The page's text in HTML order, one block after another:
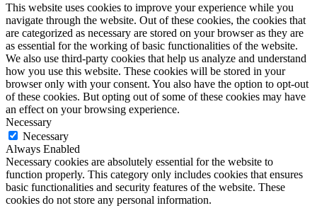
This website uses cookies to improve your experience while you
navigate through the website. Out of these cookies, the cookies that
are categorized as necessary are stored on your browser as they are
as essential for the working of basic functionalities of the website.
We also use third-party cookies that help us analyze and understand
how you use this website. These cookies will be stored in your
browser only with your consent. You also have the option to opt-out
of these cookies. But opting out of some of these cookies may have
an effect on your browsing experience.
Necessary
Necessary
Always Enabled
Necessary cookies are absolutely essential for the website to
function properly. This category only includes cookies that ensures
basic functionalities and security features of the website. These
cookies do not store any personal information.